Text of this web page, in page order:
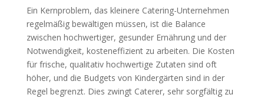
Ein Kernproblem, das kleinere Catering-Unternehmen
regelmäßig bewältigen müssen, ist die Balance
zwischen hochwertiger, gesunder Ernährung und der
Notwendigkeit, kosteneffizient zu arbeiten. Die Kosten
für frische, qualitativ hochwertige Zutaten sind oft
höher, und die Budgets von Kindergärten sind in der
Regel begrenzt. Dies zwingt Caterer, sehr sorgfältig zu